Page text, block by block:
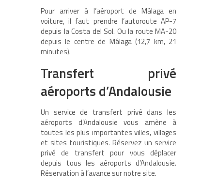
Pour arriver à l’aéroport de Málaga en
voiture, il faut prendre l’autoroute AP-7
depuis la Costa del Sol. Ou la route MA-20
depuis le centre de Málaga (12,7 km, 21
minutes).
Transfert privé
aéroports d’Andalousie
Un service de transfert privé dans les
aéroports d’Andalousie vous amène à
toutes les plus importantes villes, villages
et sites touristiques. Réservez un service
privé de transfert pour vous déplacer
depuis tous les aéroports d’Andalousie.
Réservation à l’avance sur notre site.